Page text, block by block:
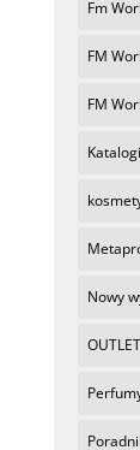
Fm
FM
FM
Nowy